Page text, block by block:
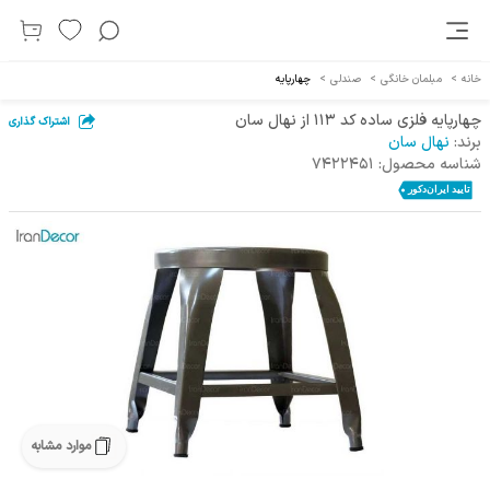
خانه > مبلمان خانگی > صندلی > چهارپایه
چهارپایه فلزی ساده کد 113 از نهال سان اشتراک گذاری
برند: نهال سان
شناسه محصول: 7422451
موارد مشابه